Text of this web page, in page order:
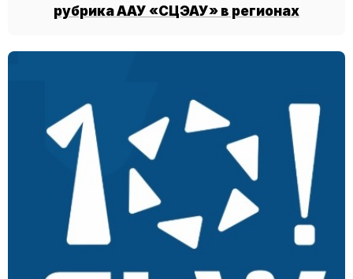
рубрика ААУ «СЦЭАУ» в регионах